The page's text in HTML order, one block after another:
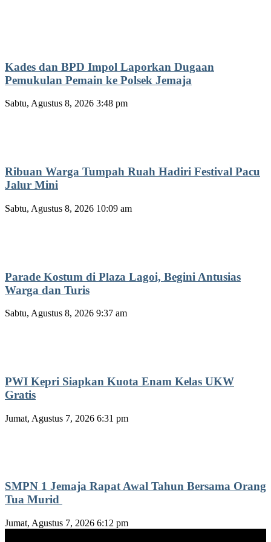
Kades dan BPD Impol Laporkan Dugaan
Pemukulan Pemain ke Polsek Jemaja
Sabtu, Agustus 8, 2026 3:48 pm
Ribuan Warga Tumpah Ruah Hadiri Festival Pacu
Jalur Mini
Sabtu, Agustus 8, 2026 10:09 am
Parade Kostum di Plaza Lagoi, Begini Antusias
Warga dan Turis
Sabtu, Agustus 8, 2026 9:37 am
PWI Kepri Siapkan Kuota Enam Kelas UKW
Gratis
Jumat, Agustus 7, 2026 6:31 pm
SMPN 1 Jemaja Rapat Awal Tahun Bersama Orang
Tua Murid ‎
Jumat, Agustus 7, 2026 6:12 pm